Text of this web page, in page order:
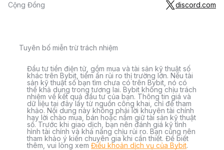
Cộng Đồng
discord.com
Tuyên bố miễn trừ trách nhiệm
Đầu tư tiền điện tử, gồm mua và tài sản kỹ thuật số
khác trên Bybit, tiềm ẩn rủi ro thị trường lớn. Nếu tài
sản kỹ thuật số bạn tìm chưa có trên Bybit, nó có
thể khả dụng trong tương lai. Bybit không chịu trách
nhiệm về kết quả đầu tư của bạn. Thông tin giá và
dữ liệu tại đây lấy từ nguồn công khai, chỉ để tham
khảo. Nội dung này không phải lời khuyên tài chính
hay lời chào mua, bán hoặc nắm giữ tài sản kỹ thuật
số. Trước khi giao dịch, bạn nên đánh giá kỹ tình
hình tài chính và khả năng chịu rủi ro. Bạn cũng nên
tham khảo ý kiến chuyên gia khi cần thiết. Để biết
thêm, vui lòng xem Điều khoản dịch vụ của Bybit.